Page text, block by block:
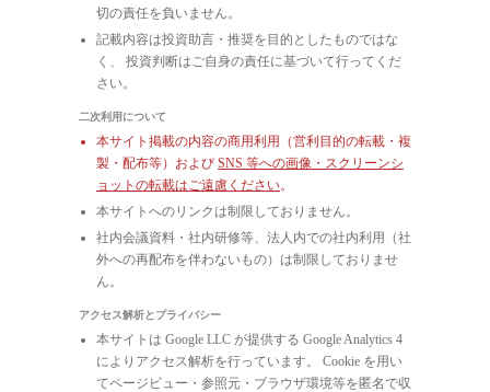
切の責任を負いません。
記載内容は投資助言・推奨を目的としたものではな
く、 投資判断はご自身の責任に基づいて行ってくだ
さい。
二次利用について
本サイト掲載の内容の商用利用（営利目的の転載・複
製・配布等）および SNS 等への画像・スクリーンシ
ョットの転載はご遠慮ください。
本サイトへのリンクは制限しておりません。
社内会議資料・社内研修等、法人内での社内利用（社
外への再配布を伴わないもの）は制限しておりませ
ん。
アクセス解析とプライバシー
本サイトは Google LLC が提供する Google Analytics 4
によりアクセス解析を行っています。 Cookie を用い
てページビュー・参照元・ブラウザ環境等を匿名で収